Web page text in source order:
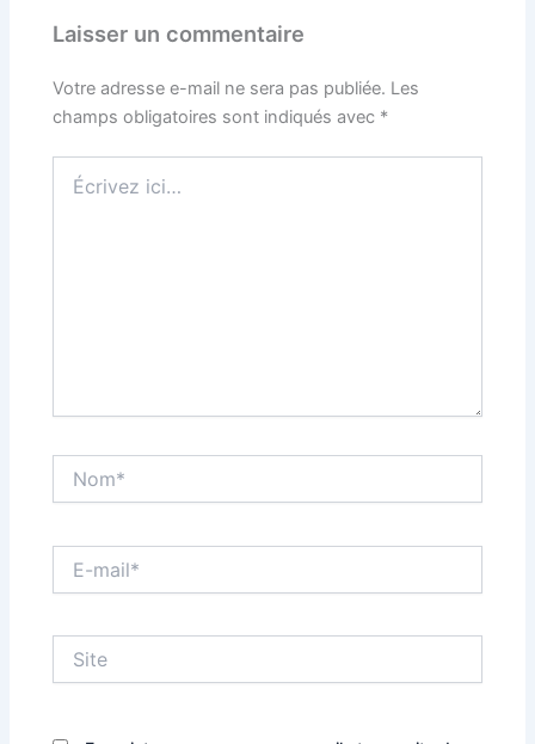
Laisser un commentaire
Votre adresse e-mail ne sera pas publiée. Les
champs obligatoires sont indiqués avec *
ici…
mail*